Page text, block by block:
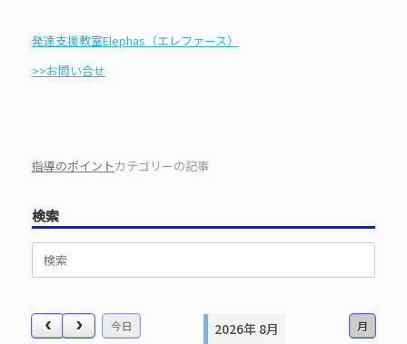
発達支援教室Elephas（エレファース）
>>お問い合せ
指導のポイントカテゴリーの記事
検索
今日 月
2026年 8月